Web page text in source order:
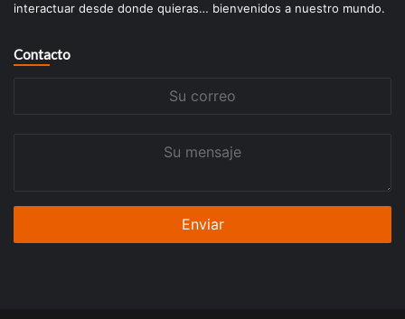
interactuar desde donde quieras… bienvenidos a nuestro mundo.
Contacto